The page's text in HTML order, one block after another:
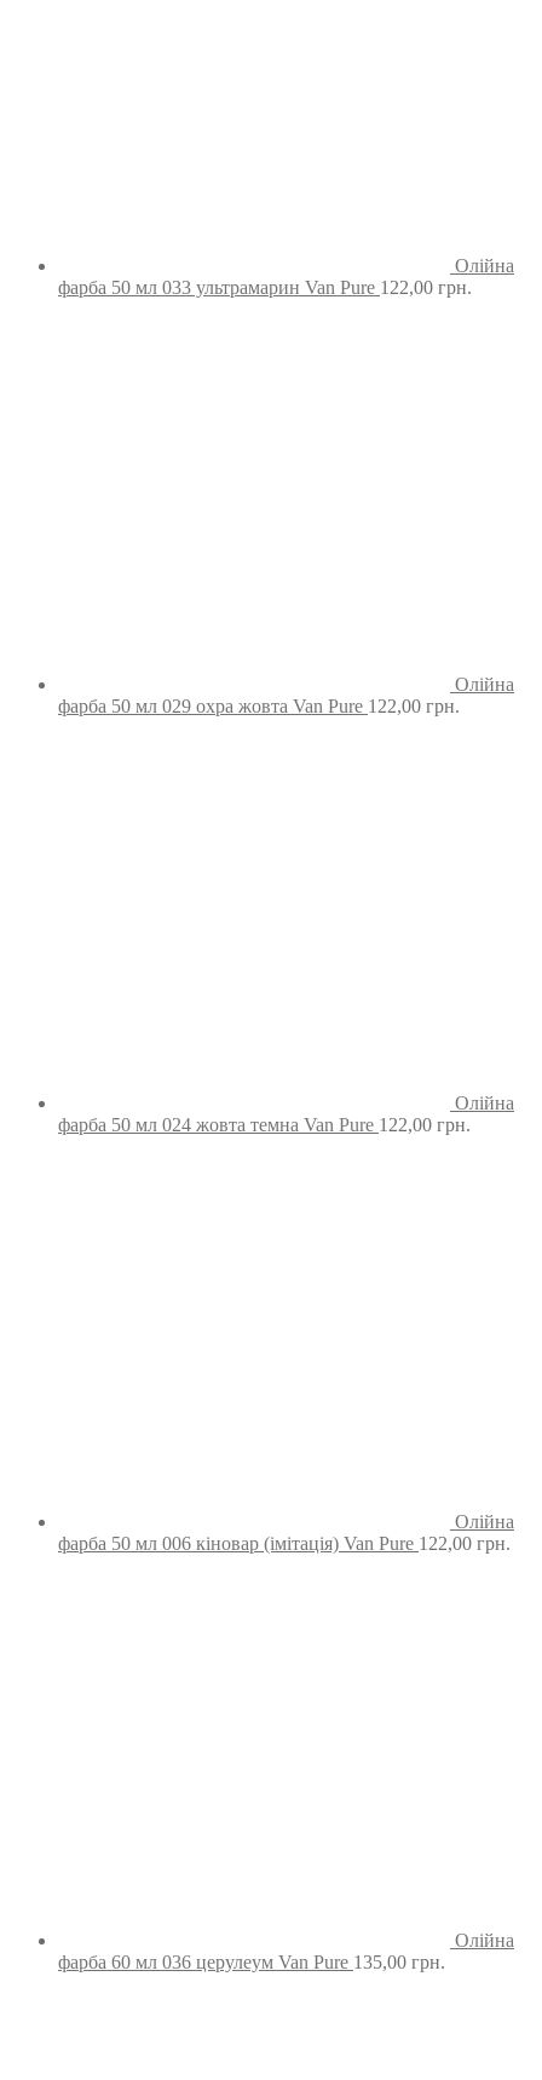
Олійна
фарба 50 мл 033 ультрамарин Van Pure 122,00 грн.
Олійна
фарба 50 мл 029 охра жовта Van Pure 122,00 грн.
Олійна
фарба 50 мл 024 жовта темна Van Pure 122,00 грн.
Олійна
фарба 50 мл 006 кіновар (імітація) Van Pure 122,00 грн.
Олійна
фарба 60 мл 036 церулеум Van Pure 135,00 грн.